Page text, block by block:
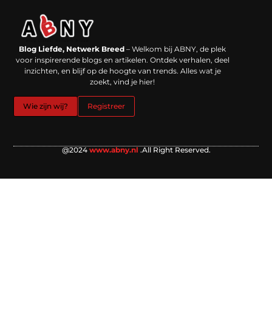
Blog Liefde, Netwerk Breed – Welkom bij ABNY, de plek
voor inspirerende blogs en artikelen. Ontdek verhalen, deel
inzichten, en blijf op de hoogte van trends. Alles wat je
zoekt, vind je hier!
Wie zijn wij? Registreer
@2024 www.abny.nl .All Right Reserved.